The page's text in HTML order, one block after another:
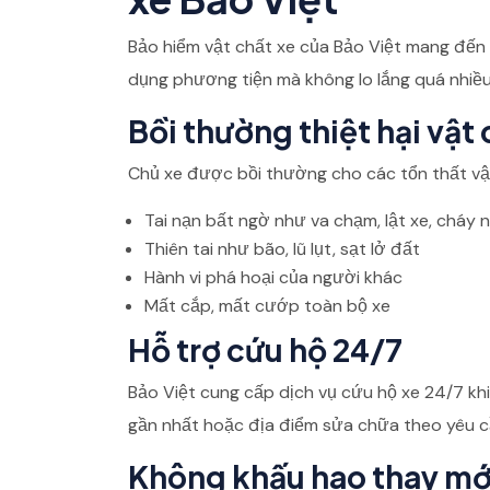
Bảo hiểm vật chất xe của Bảo Việt mang
dụng phương tiện mà không lo lắng quá
Bồi thường thiệt hại vật
Chủ xe được bồi thường cho các tổn thất
Tai nạn bất ngờ như va chạm, lật xe, cháy
Thiên tai như bão, lũ lụt, sạt lở đất
Hành vi phá hoại của người khác
Mất cắp, mất cướp toàn bộ xe
Hỗ trợ cứu hộ 24/7
Bảo Việt cung cấp dịch vụ cứu hộ xe 24/7
gần nhất hoặc địa điểm sửa chữa theo yêu
Không khấu hao thay